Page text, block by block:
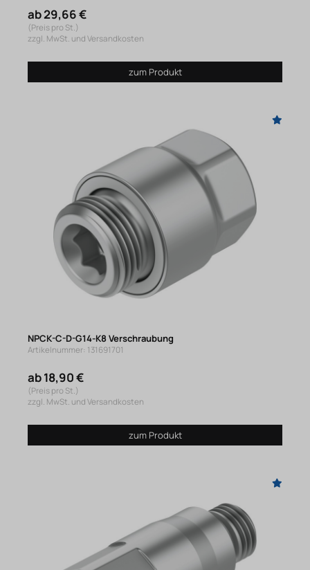
ab 29,66 €
(Preis pro St.)
zzgl. MwSt. und Versandkosten
zum Produkt
NPCK-C-D-G14-K8 Verschraubung
Artikelnummer: 131691701
ab 18,90 €
(Preis pro St.)
zzgl. MwSt. und Versandkosten
zum Produkt